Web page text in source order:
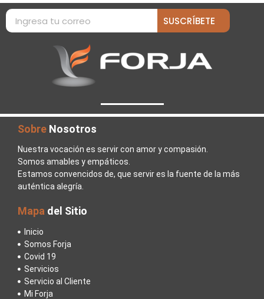
SUSCRÍBETE
Sobre Nosotros
Nuestra vocación es servir con amor y compasión.
Somos amables y empáticos.
Estamos convencidos de, que servir es la fuente de la más
auténtica alegría.
Mapa del Sitio
Inicio
Somos Forja
Covid 19
Servicios
Servicio al Cliente
Mi Forja